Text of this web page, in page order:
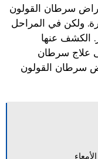
سرطان القولون
ولكن في المراحل
الكشف عنها
علاج سرطان
سرطان القولون